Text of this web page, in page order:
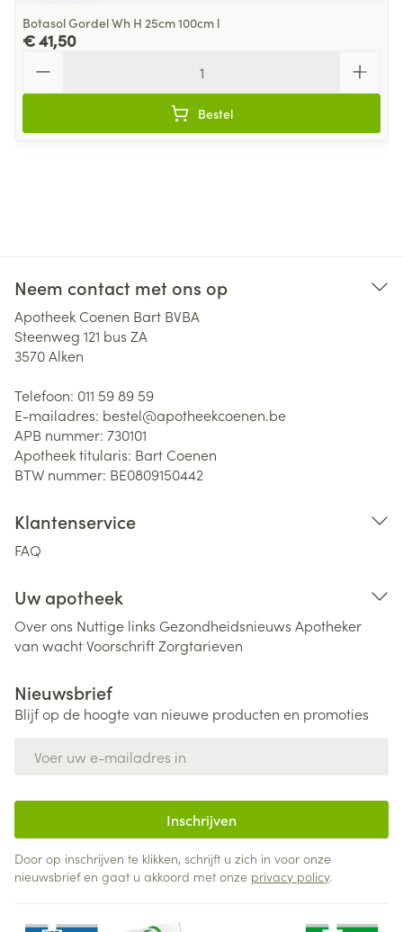
Botasol Gordel Wh H 25cm 100cm l
€ 41,50
Bestel
Neem contact met ons op
Apotheek Coenen Bart BVBA
Steenweg 121 bus ZA
3570Alken
Telefoon: 011 59 89 59
E-mailadres: bestel@apotheekcoenen.be
APB nummer: 730101
Apotheek titularis: Bart Coenen
BTW nummer: BE0809150442
Klantenservice
FAQ
Uw apotheek
Over ons Nuttige links Gezondheidsnieuws Apotheker
van wachtVoorschriftZorgtarieven
Nieuwsbrief
Blijf op de hoogte van nieuwe producten en promoties
Inschrijven
Door op inschrijven te klikken, schrijft u zich in voor onze
nieuwsbrief en gaat u akkoord met onze privacy policy.